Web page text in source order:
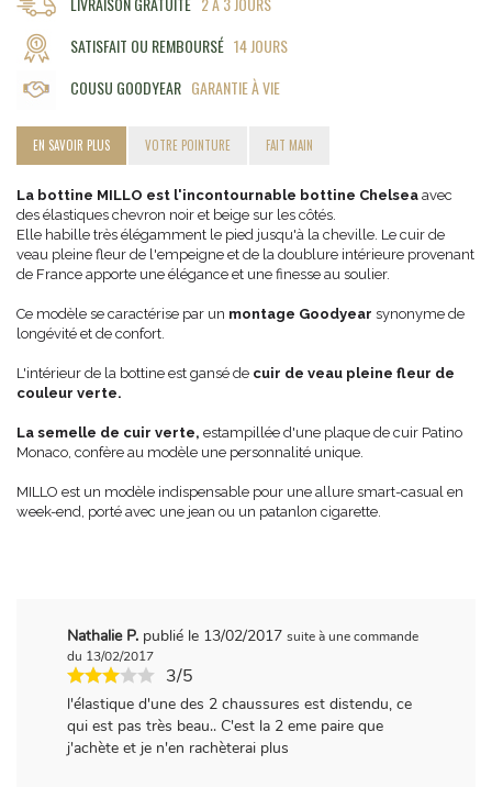
SATISFAIT OU REMBOURSÉ 14 JOURS
COUSU GOODYEAR GARANTIE À VIE
EN SAVOIR PLUS VOTRE POINTURE FAIT MAIN
La bottine MILLO est l'incontournable bottine Chelsea avec
des élastiques chevron noir et beige sur les côtés.
Elle habille très élégamment le pied jusqu'à la cheville. Le cuir de
veau pleine fleur de l'empeigne et de la doublure intérieure provenant
de France apporte une élégance et une finesse au soulier.
Ce modèle se caractérise par un montage Goodyear synonyme de
longévité et de confort.
L'intérieur de la bottine est gansé de cuir de veau pleine fleur de
couleur verte.
La semelle de cuir verte, estampillée d'une plaque de cuir Patino
Monaco, confère au modèle une personnalité unique.
MILLO est un modèle indispensable pour une allure smart-casual en
week-end, porté avec une jean ou un patanlon cigarette.
Nathalie P. publié le 13/02/2017 suite à une commande
du 13/02/2017
3/5
l'élastique d'une des 2 chaussures est distendu, ce
qui est pas très beau.. C'est la 2 eme paire que
j'achète et je n'en rachèterai plus